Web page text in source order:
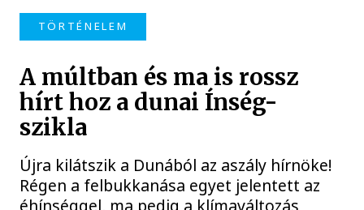
TÖRTÉNELEM
A múltban és ma is rossz
hírt hoz a dunai Ínség-
szikla
Újra kilátszik a Dunából az aszály hírnöke!
Régen a felbukkanása egyet jelentett az
éhínséggel, ma pedig a klímaváltozás